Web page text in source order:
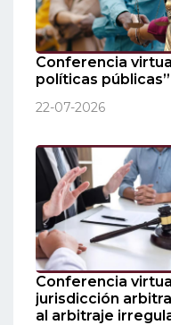
Conferencia
políticas públicas”
22-07-2026
Conferencia
jurisdicción
al arbitraje